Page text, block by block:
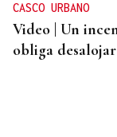
CASCO URBANO
Video | Un
obliga